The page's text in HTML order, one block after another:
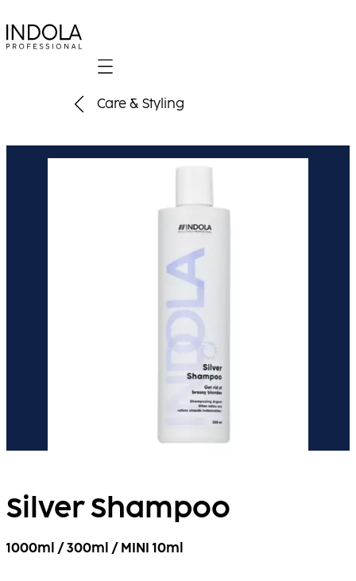
Mobile navigation
Care & Styling
Silver Shampoo
1000ml / 300ml / MINI 10ml